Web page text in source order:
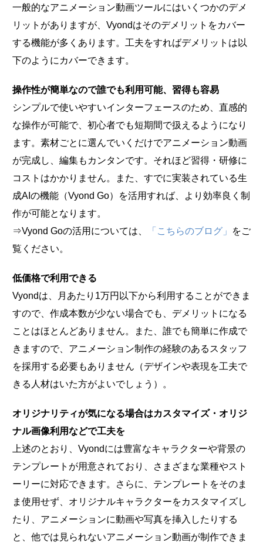
一般的なアニメーション動画ツールにはいくつかのデメ
リットがありますが、Vyondはそのデメリットをカバー
する機能が多くあります。工夫をすればデメリットは以
下のようにカバーできます。
操作性が簡単なので誰でも利用可能、習得も容易
シンプルで使いやすいインターフェースのため、直感的
な操作が可能で、初心者でも短期間で扱えるようになり
ます。素材ごとに選んでいくだけでアニメーション動画
が完成し、編集もカンタンです。それほど習得・研修に
コストはかかりません。また、すでに実装されている生
成AIの機能（Vyond Go）を活用すれば、より効率良く制
作が可能となります。
⇒Vyond Goの活用については、
「こちらのブログ」
をご
覧ください。
低価格で利用できる
Vyondは、月あたり1万円以下から利用することができま
すので、作成本数が少ない場合でも、デメリットになる
ことはほとんどありません。また、誰でも簡単に作成で
きますので、アニメーション制作の経験のあるスタッフ
を採用する必要もありません（デザインや表現を工夫で
きる人材はいた方がよいでしょう）。
オリジナリティが気になる場合はカスタマイズ・オリジ
ナル画像利用などで工夫を
上述のとおり、Vyondには豊富なキャラクターや背景の
テンプレートが用意されており、さまざまな業種やスト
ーリーに対応できます。さらに、テンプレートをそのま
ま使用せず、オリジナルキャラクターをカスタマイズし
たり、アニメーションに動画や写真を挿入したりする
と、他では見られないアニメーション動画が制作できま